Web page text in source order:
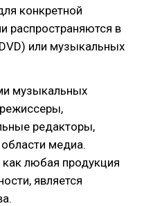
конкретной
распространяются в
или музыкальных
музыкальных
редакторы,
медиа.
любая продукция
является